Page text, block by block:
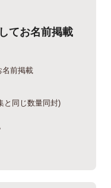
てお名前掲載
名前掲載
と同じ数量同封)